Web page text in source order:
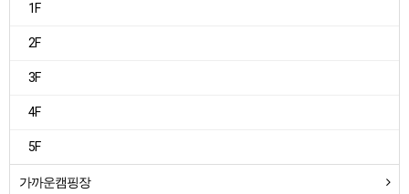
1F
2F
3F
4F
5F
가까운캠핑장